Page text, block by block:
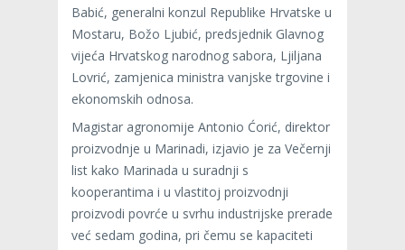
Babić, generalni konzul Republike Hrvatske u
Mostaru, Božo Ljubić, predsjednik Glavnog
vijeća Hrvatskog narodnog sabora, Ljiljana
Lovrić, zamjenica ministra vanjske trgovine i
ekonomskih odnosa.
Magistar agronomije Antonio Ćorić, direktor
proizvodnje u Marinadi, izjavio je za Večernji
list kako Marinada u suradnji s
kooperantima i u vlastitoj proizvodnji
proizvodi povrće u svrhu industrijske prerade
već sedam godina, pri čemu se kapaciteti